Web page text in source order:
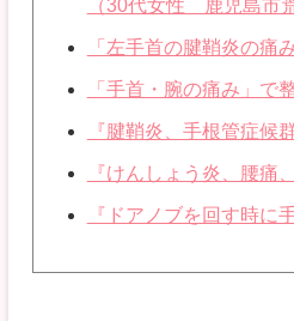
（30代女性 鹿児島市
「左手首の腱鞘炎の痛
「手首・腕の痛み」で
『腱鞘炎、手根管症候
『けんしょう炎、腰痛
『ドアノブを回す時に